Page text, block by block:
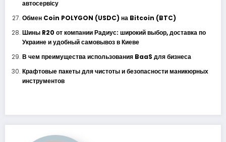
автосервісу
Обмен Coin POLYGON (USDC) на Bitcoin (BTC)
Шины R20 от компании Радиус: широкий выбор, доставка по
Украине и удобный самовывоз в Киеве
В чем преимущества использования BaaS для бизнеса
Крафтовые пакеты для чистоты и безопасности маникюрных
инструментов